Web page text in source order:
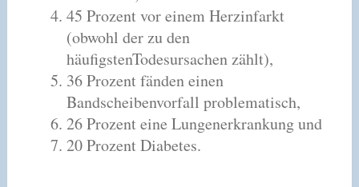
45 Prozent vor einem Herzinfarkt
(obwohl der zu den
häufigstenTodesursachen zählt),
36 Prozent fänden einen
Bandscheibenvorfall problematisch,
26 Prozent eine Lungenerkrankung und
20 Prozent Diabetes.